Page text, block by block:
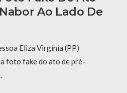
Ao Lado De
Eliza Virgínia (PP)
foto fake do ato de pré-